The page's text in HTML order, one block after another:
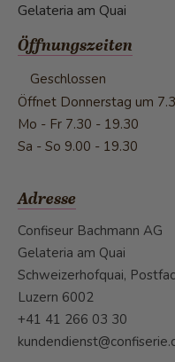
Gelateria am Quai
Öffnungszeiten
Geschlossen
Öffnet Donnerstag um
Mo - Fr 7.30 - 19.30
Sa - So 9.00 - 19.30
Adresse
Confiseur Bachmann AG
Gelateria am Quai
Schweizerhofquai,
Luzern 6002
+41 41 266 03 30